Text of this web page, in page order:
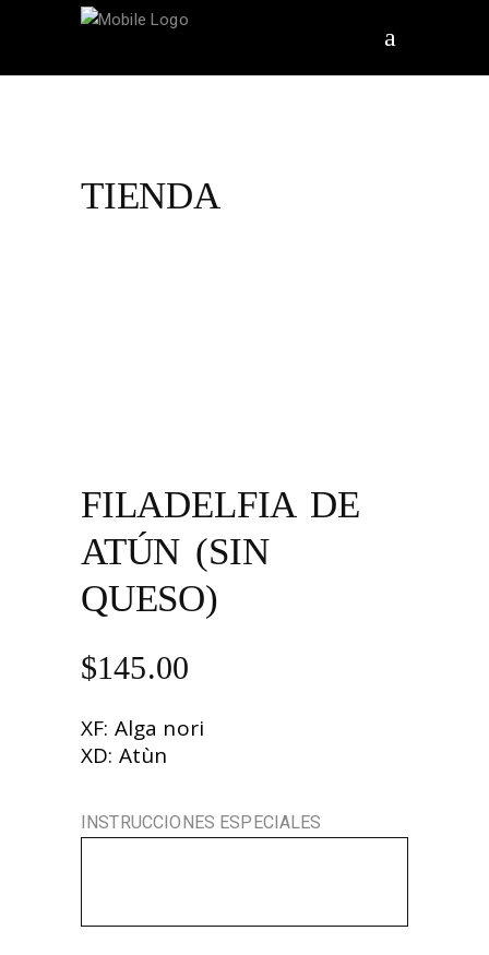
TIENDA
FILADELFIA DE
ATÚN (SIN
QUESO)
$145.00
XF: Alga nori
XD: Atùn
INSTRUCCIONES ESPECIALES